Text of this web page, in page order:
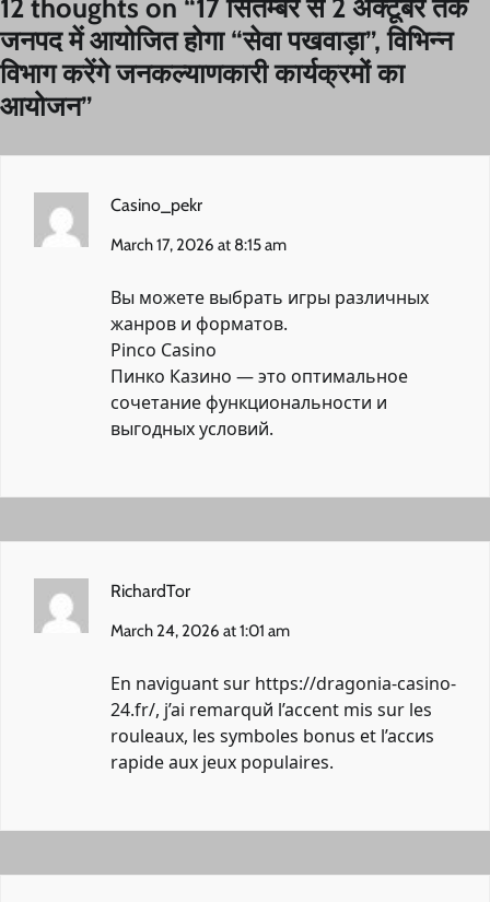
जनपद में आयोजित होगा “सेवा पखवाड़ा”, विभिन्न
विभाग करेंगे जनकल्याणकारी कार्यक्रमों का
आयोजन”
Casino_pekr
March 17, 2026 at 8:15 am
Вы можете выбрать игры различных
жанров и форматов.
Pinco Casino
Пинко Казино — это оптимальное
сочетание функциональности и
выгодных условий.
RichardTor
March 24, 2026 at 1:01 am
En naviguant sur https://dragonia-casino-
24.fr/, j’ai remarquй l’accent mis sur les
rouleaux, les symboles bonus et l’accиs
rapide aux jeux populaires.